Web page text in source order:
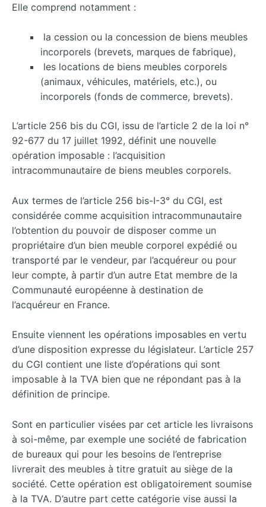
Elle comprend notamment :
la cession ou la concession de biens meubles
incorporels (brevets, marques de fabrique),
les locations de biens meubles corporels
(animaux, véhicules, matériels, etc.), ou
incorporels (fonds de commerce, brevets).
L’article 256 bis du CGI, issu de l’article 2 de la loi n°
92-677 du 17 juillet 1992, définit une nouvelle
opération imposable : l’acquisition
intracommunautaire de biens meubles corporels.
Aux termes de l’article 256 bis-I-3° du CGI, est
considérée comme acquisition intracommunautaire
l’obtention du pouvoir de disposer comme un
propriétaire d’un bien meuble corporel expédié ou
transporté par le vendeur, par l’acquéreur ou pour
leur compte, à partir d’un autre Etat membre de la
Communauté européenne à destination de
l’acquéreur en France.
Ensuite viennent les opérations imposables en vertu
d’une disposition expresse du législateur. L’article 257
du CGI contient une liste d’opérations qui sont
imposable à la TVA bien que ne répondant pas à la
définition de principe.
Sont en particulier visées par cet article les livraisons
à soi-même, par exemple une société de fabrication
de bureaux qui pour les besoins de l’entreprise
livrerait des meubles à titre gratuit au siège de la
société. Cette opération est obligatoirement soumise
à la TVA. D’autre part cette catégorie vise aussi la